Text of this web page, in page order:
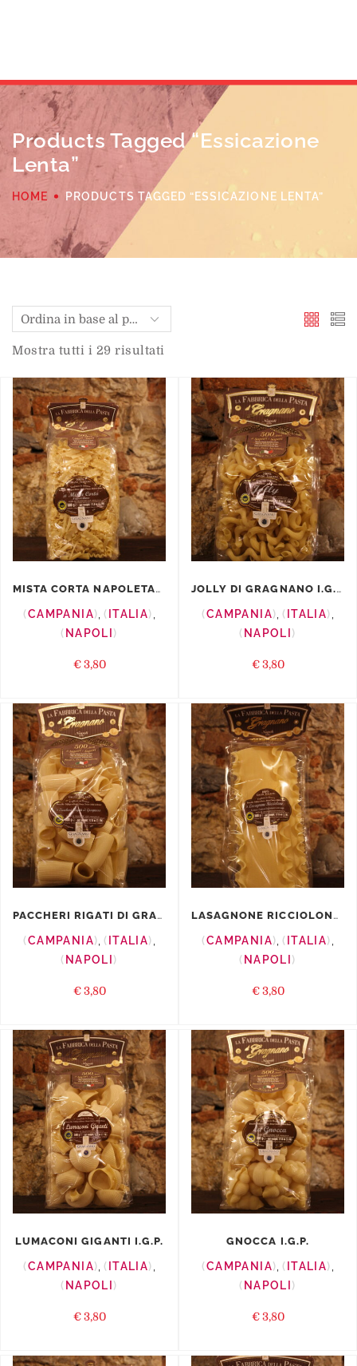
Products Tagged “essicazione
Lenta”
HOME PRODUCTS TAGGED “ESSICAZIONE LENTA”
Mostra tutti i 29 risultati
MISTA CORTA NAPOLETANA I.G.P.
CAMPANIA , ITALIA ,
NAPOLI
€ 3,80
JOLLY DI GRAGNANO I.G.P.
CAMPANIA , ITALIA ,
NAPOLI
€ 3,80
PACCHERI RIGATI DI GRAGNANO I.G.P.
CAMPANIA
ITALIA
NAPOLI
€ 3,80
LASAGNONE RICCIOLONE I.G.P.
CAMPANIA
ITALIA
NAPOLI
€ 3,80
LUMACONI GIGANTI I.G.P.
CAMPANIA ITALIA
NAPOLI
€ 3,80
GNOCCA I.G.P.
CAMPANIA ITALIA
NAPOLI
€ 3,80